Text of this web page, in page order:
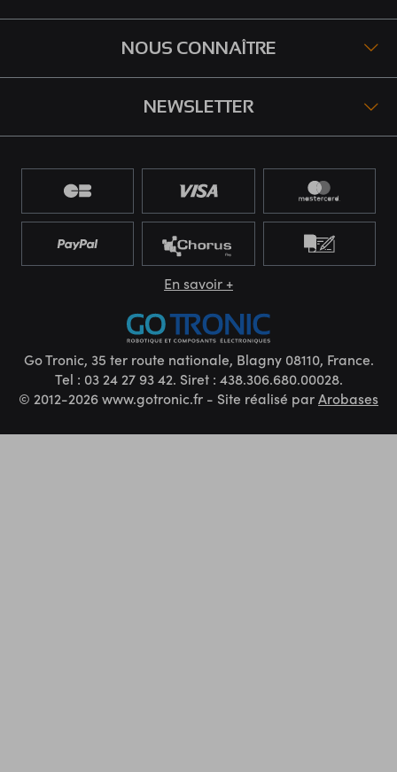
NOUS CONNAÎTRE
NEWSLETTER
En savoir +
Go Tronic, 35 ter route nationale, Blagny 08110, France.
Tel : 03 24 27 93 42. Siret : 438.306.680.00028.
© 2012-2026 www.gotronic.fr - Site réalisé parArobases